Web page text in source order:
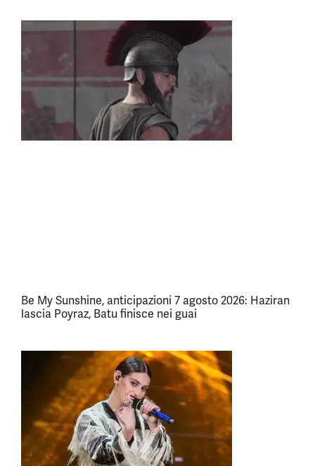
Be My Sunshine, anticipazioni 7 agosto 2026: Haziran
lascia Poyraz, Batu finisce nei guai